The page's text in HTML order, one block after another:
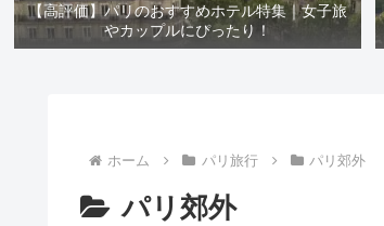
【高評価】パリのおすすめホテル特集｜女子旅
やカップルにぴったり！
ホーム パリ旅行 パリ郊外
パリ郊外